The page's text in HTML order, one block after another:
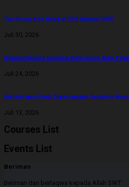
Two Hours with Head of UPA Bahasa UNRI
Juli 30, 2026
Ngobrol Bareng bersama Duta Genre Kota
Juli 24, 2026
Hal-Hal yang Perlu Dipersiapkan Sebelum
Juli 13, 2026
Courses List
Events List
Beriman
Beriman dan bertaqwa kepada Allah SWT.